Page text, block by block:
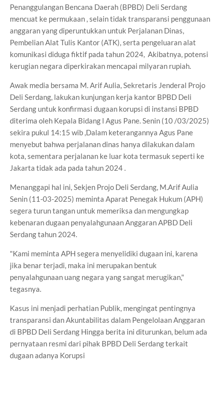
Penanggulangan Bencana Daerah (BPBD) Deli Serdang
mencuat ke permukaan , selain tidak transparansi penggunaan
anggaran yang diperuntukkan untuk Perjalanan Dinas,
Pembelian Alat Tulis Kantor (ATK), serta pengeluaran alat
komunikasi diduga fiktif pada tahun 2024, Akibatnya, potensi
kerugian negara diperkirakan mencapai milyaran rupiah.
Awak media bersama M. Arif Aulia, Sekretaris Jenderal Projo
Deli Serdang, lakukan kunjungan kerja kantor BPBD Deli
Serdang untuk konfirmasi dugaan korupsi di instansi BPBD
diterima oleh Kepala Bidang l Agus Pane. Senin (10 /03/2025)
sekira pukul 14:15 wib ,Dalam keterangannya Agus Pane
menyebut bahwa perjalanan dinas hanya dilakukan dalam
kota, sementara perjalanan ke luar kota termasuk seperti ke
Jakarta tidak ada pada tahun 2024 .
Menanggapi hal ini, Sekjen Projo Deli Serdang, M.Arif Aulia
Senin (11-03-2025) meminta Aparat Penegak Hukum (APH)
segera turun tangan untuk memeriksa dan mengungkap
kebenaran dugaan penyalahgunaan Anggaran APBD Deli
Serdang tahun 2024.
"Kami meminta APH segera menyelidiki dugaan ini, karena
jika benar terjadi, maka ini merupakan bentuk
penyalahgunaan uang negara yang sangat merugikan,"
tegasnya.
Kasus ini menjadi perhatian Publik, mengingat pentingnya
transparansi dan Akuntabilitas dalam Pengelolaan Anggaran
di BPBD Deli Serdang Hingga berita ini diturunkan, belum ada
pernyataan resmi dari pihak BPBD Deli Serdang terkait
dugaan adanya Korupsi